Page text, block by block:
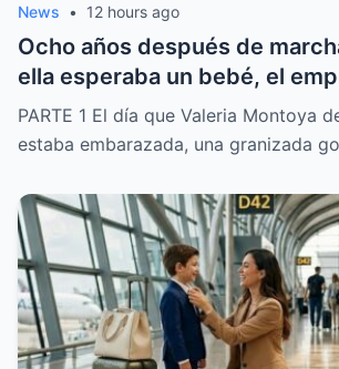
News • 12 hours ago
Ocho años después de
ella esperaba un bebé, el
regresó por un motivo
hospital creyendo que sería
pequeña cambió por
expresión y dio inicio a una
nadie de los presentes
terminaría de esa manera.
PARTE 1 El día que Valeria Montoya
estaba embarazada, una granizada